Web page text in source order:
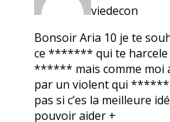
viedecon
Bonsoir Aria 10 je te
ce ******* qui te harcele
****** mais comme moi
par un violent qui
pas si c’es la meilleure
pouvoir aider +